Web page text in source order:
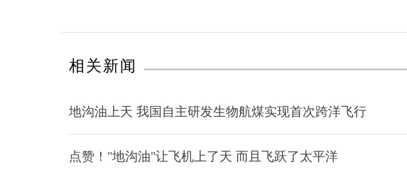
相关新闻
地沟油上天 我国自主研发生物航煤实现首次跨洋飞行
点赞！"地沟油"让飞机上了天 而且飞跃了太平洋